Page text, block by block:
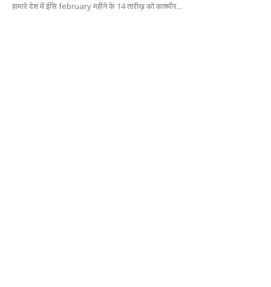
हामारे देश में ईसि february महीने के 14 तारीख़ को काश्मीर...